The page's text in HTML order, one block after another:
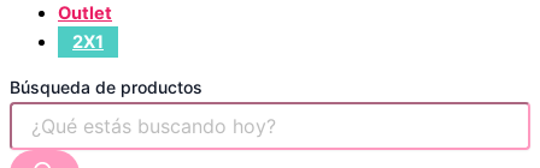
Outlet
2X1
Búsqueda de productos